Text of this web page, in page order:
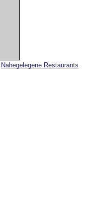
Nahegelegene Restaurants